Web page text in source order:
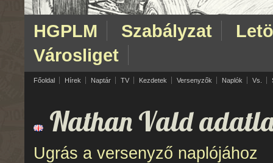
HGPLM Szabályzat
Városliget
Főoldal Hírek Naptár TV Kezdetek Versenyzők Naplók Vs.
Nathan Vald
Ugrás a versenyző naplójához